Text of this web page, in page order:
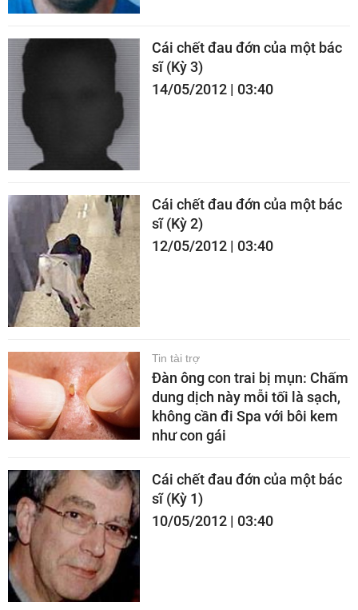
Cái chết đau đớn của một bác
sĩ (Kỳ 3)
14/05/2012 | 03:40
Cái chết đau đớn của một bác
sĩ (Kỳ 2)
12/05/2012 | 03:40
Tin tài trợ
Đàn ông con trai bị mụn: Chấm
dung dịch này mỗi tối là sạch,
không cần đi Spa với bôi kem
như con gái
Cái chết đau đớn của một bác
sĩ (Kỳ 1)
10/05/2012 | 03:40